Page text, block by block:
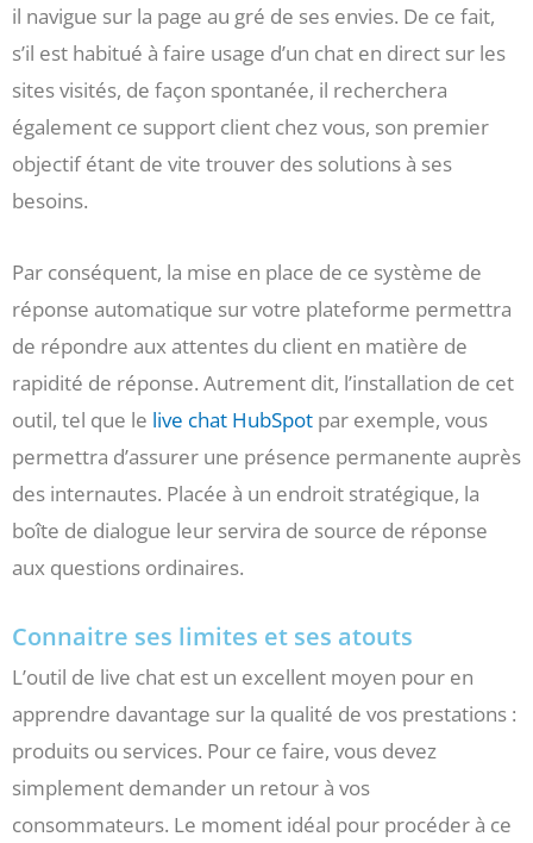
il navigue sur la page au gré de ses envies. De ce fait,
s’il est habitué à faire usage d’un chat en direct sur les
sites visités, de façon spontanée, il recherchera
également ce support client chez vous, son premier
objectif étant de vite trouver des solutions à ses
besoins.
Par conséquent, la mise en place de ce système de
réponse automatique sur votre plateforme permettra
de répondre aux attentes du client en matière de
rapidité de réponse. Autrement dit, l’installation de cet
outil, tel que le live chat HubSpot par exemple, vous
permettra d’assurer une présence permanente auprès
des internautes. Placée à un endroit stratégique, la
boîte de dialogue leur servira de source de réponse
aux questions ordinaires.
Connaitre ses limites et ses atouts
L’outil de live chat est un excellent moyen pour en
apprendre davantage sur la qualité de vos prestations :
produits ou services. Pour ce faire, vous devez
simplement demander un retour à vos
consommateurs. Le moment idéal pour procéder à ce